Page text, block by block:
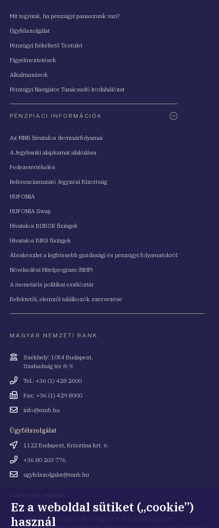
Mit tegyünk, ha pénzügyi panaszunk van?
Ügyfélszolgálat
Pénzügyi Békéltető Testület
Figyelmeztetések
Alkalmazások
Pénzügyi Navigátor Tanácsadó Irodahálózat
PÉNZPIACI INFORMÁCIÓK
Az MNB hivatalos devizaárfolyamai
A Jegybanki alapkamat alakulása
Fedezetértékelés
Referenciamutató Jegyzési Bizottság
HUFONIA
HUFONIA Swap
Hivatalos BUBOR fixingek
Hivatalos BIRS fixingek
Ábrakészlet a legfrissebb gazdasági és pénzügyi folyamatokról
Növekedési Hitelprogram (NHP)
A monetáris politikai eszköztár
Befektetői, elemzői találkozók szervezése
MAGYAR NEMZETI BANK
Cím
Székhely: 1054 Budapest,
Szabadság tér 8-9.
Telefonszám
Tel.: +36 (1) 428 2600
Fax
Fax: +36 (1) 429 8000
Emailinfo@mnb.hu
Ügyfélszolgálat
Cím
1122 Budapest, Krisztina krt. 6.
Telefonszám
+36 80 203 776
Emailugyfelszolgalat@mnb.hu
Cím 1054 Budapest, Kiss Ernő utca 1.
(a Magyar Nemzeti Bank Budapest V. ker., Szabadság tér
Ez a weboldal sütiket („cookie”)
használ